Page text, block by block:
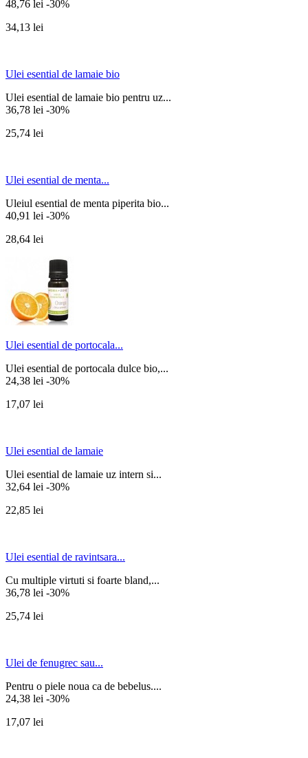
48,76 lei -30%
34,13 lei
Ulei esential de lamaie bio
Ulei esential de lamaie bio pentru uz...
36,78 lei -30%
25,74 lei
Ulei esential de menta...
Uleiul esential de menta piperita bio...
40,91 lei -30%
28,64 lei
Ulei esential de portocala...
Ulei esential de portocala dulce bio,...
24,38 lei -30%
17,07 lei
Ulei esential de lamaie
Ulei esential de lamaie uz intern si...
32,64 lei -30%
22,85 lei
Ulei esential de ravintsara...
Cu multiple virtuti si foarte bland,...
36,78 lei -30%
25,74 lei
Ulei de fenugrec sau...
Pentru o piele noua ca de bebelus....
24,38 lei -30%
17,07 lei